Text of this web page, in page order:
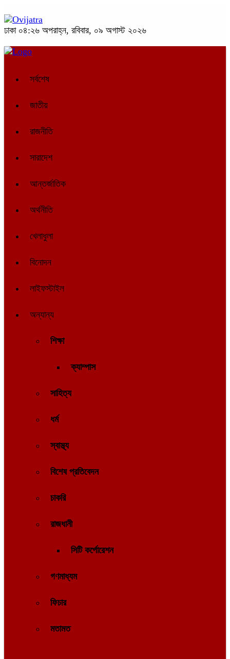
ঢাকা ০৪:২৬ অপরাহ্ন, রবিবার, ০৯ অগাস্ট ২০২৬
সর্বশেষ
জাতীয়
রাজনীতি
সারাদেশ
আন্তর্জাতিক
অর্থনীতি
খেলাধুলা
বিনোদন
লাইফস্টাইল
অন্যান্য
শিক্ষা
ক্যাম্পাস
সাহিত্য
ধর্ম
স্বাস্থ্য
বিশেষ প্রতিবেদন
চাকরি
রাজধানী
সিটি কর্পোরেশন
গণমাধ্যম
ফিচার
মতামত